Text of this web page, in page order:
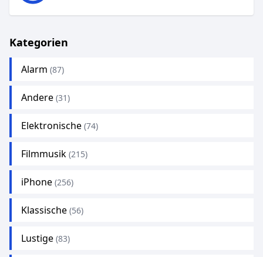
Kategorien
Alarm (87)
Andere (31)
Elektronische (74)
Filmmusik (215)
iPhone (256)
Klassische (56)
Lustige (83)